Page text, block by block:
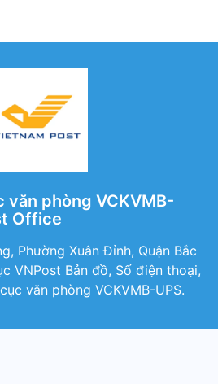
văn phòng VCKVMB-
Office
Phường Xuân Đỉnh, Quận Bắc
VNPost Bản đồ, Số điện thoại,
văn phòng VCKVMB-UPS.